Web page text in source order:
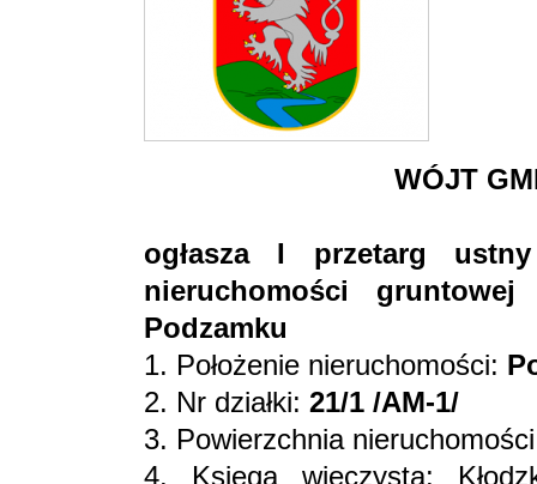
WÓJT
ogłasza I przetarg
nieruchomości
Podzamku
1. Położenie nieruchomości:
2. Nr działki: 21/1 /AM-1/
3. Powierzchnia
4. Księga wieczysta: